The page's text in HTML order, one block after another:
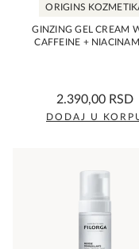
ORIGINS
GINZING GEL CREAM
CAFFEINE +
0,0
rating
2.390,00 RSD
DODAJ U